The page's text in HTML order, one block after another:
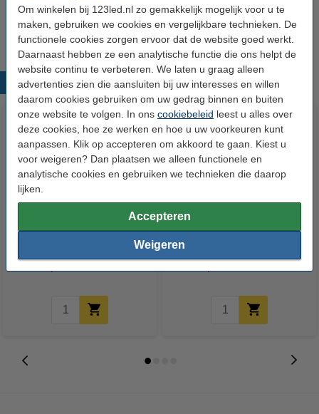
Om winkelen bij 123led.nl zo gemakkelijk mogelijk voor u te
maken, gebruiken we cookies en vergelijkbare technieken. De
functionele cookies zorgen ervoor dat de website goed werkt.
Daarnaast hebben ze een analytische functie die ons helpt de
website continu te verbeteren. We laten u graag alleen
advertenties zien die aansluiten bij uw interesses en willen
daarom cookies gebruiken om uw gedrag binnen en buiten
onze website te volgen. In ons cookiebeleid leest u alles over
deze cookies, hoe ze werken en hoe u uw voorkeuren kunt
aanpassen. Klik op accepteren om akkoord te gaan. Kiest u
voor weigeren? Dan plaatsen we alleen functionele en
analytische cookies en gebruiken we technieken die daarop
lijken.
Accepteren
Weigeren
uw oude apparaat
Populaire producten
Plafondkap middel wit Ø12 x 3
cm
Calex plafondkap geschikt voor
1 snoer (wit)